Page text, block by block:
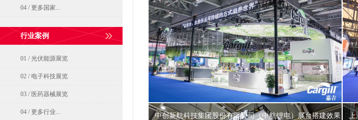
04 / 更多国家...
行业案例
01 / 光伏能源展览
02 / 电子科技展览
03 / 医药器械展览
04 / 更多行业...
中创新航科技集团股份有限公司（中航锂电）展台搭建效果
上